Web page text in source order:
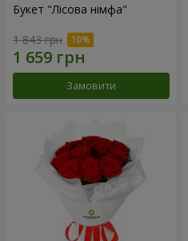
Букет "Лісова німфа"
1 843 грн
Замовити